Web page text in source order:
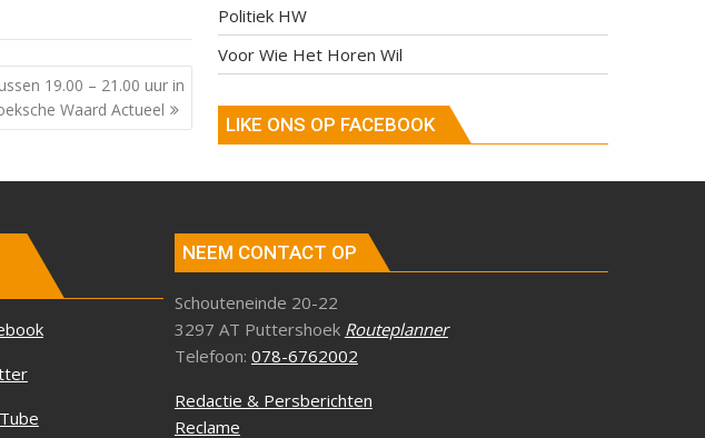
19.00 – 21.00 uur in
Waard Actueel
Politiek HW
Voor Wie Het Horen Wil
LIKE ONS OP FACEBOOK
NEEM CONTACT OP
Schouteneinde 20-22
3297 AT Puttershoek Routeplanner
Telefoon: 078-6762002
Redactie & Persberichten
Reclame